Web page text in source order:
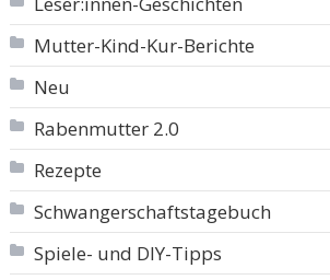
Mutter-Kind-Kur-Berichte
Neu
Rabenmutter 2.0
Rezepte
Schwangerschaftstagebuch
Spiele- und DIY-Tipps